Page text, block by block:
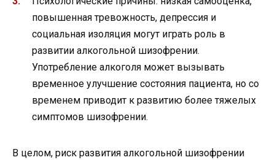
повышенная тревожность, депрессия и
социальная изоляция могут играть роль в
развитии алкогольной шизофрении.
Употребление алкоголя может вызывать
временное улучшение состояния пациента, но со
временем приводит к развитию более тяжелых
симптомов шизофрении.
В целом, риск развития алкогольной шизофрении